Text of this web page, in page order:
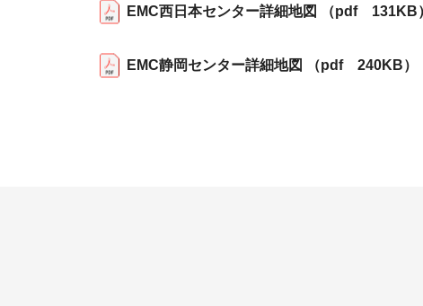
EMC西日本センター詳細地図 （pdf 131KB
EMC静岡センター詳細地図 （pdf 240KB）